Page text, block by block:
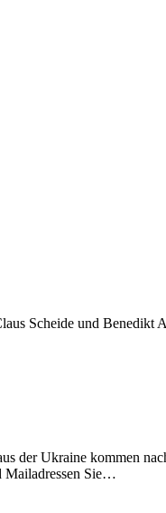
Scheide und Benedikt
der Ukraine kommen
Mailadressen Sie…